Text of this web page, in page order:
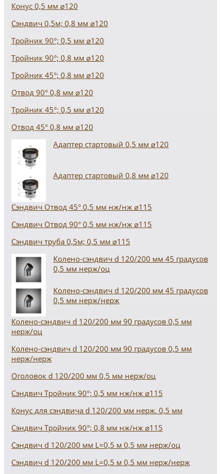
Конус 0,5 мм ⌀120
Сэндвич 0,5м; 0,8 мм ⌀120
Тройник 90°; 0,5 мм ⌀120
Тройник 90°; 0,8 мм ⌀120
Тройник 45°; 0,8 мм ⌀120
Отвод 90° 0,8 мм ⌀120
Тройник 45°; 0,5 мм ⌀120
Отвод 45° 0,8 мм ⌀120
Адаптер стартовый 0,5 мм ⌀120
Адаптер стартовый 0,8 мм ⌀120
Сэндвич Отвод 45° 0,5 мм нж/нж ⌀115
Сэндвич Отвод 90° 0,5 мм нж/нж ⌀115
Сэндвич труба 0,5м; 0,5 мм ⌀115
Колено-сэндвич d 120/200 мм 45 градусов
0,5 мм нерж/оц
Колено-сэндвич d 120/200 мм 45 градусов
0,5 мм нерж/нерж
Колено-сэндвич d 120/200 мм 90 градусов 0,5 мм
нерж/оц
Колено-сэндвич d 120/200 мм 90 градусов 0,5 мм
нерж/нерж
Оголовок d 120/200 мм 0,5 мм нерж/оц
Сэндвич Тройник 90°; 0,5 мм нж/нж ⌀115
Конус для сэндвича d 120/200 мм нерж. 0,5 мм
Сэндвич Тройник 90°; 0,8 мм нж/нж ⌀115
Сэндвич d 120/200 мм L=0,5 м 0,5 мм нерж/оц
Сэндвич d 120/200 мм L=0,5 м 0,5 мм нерж/нерж